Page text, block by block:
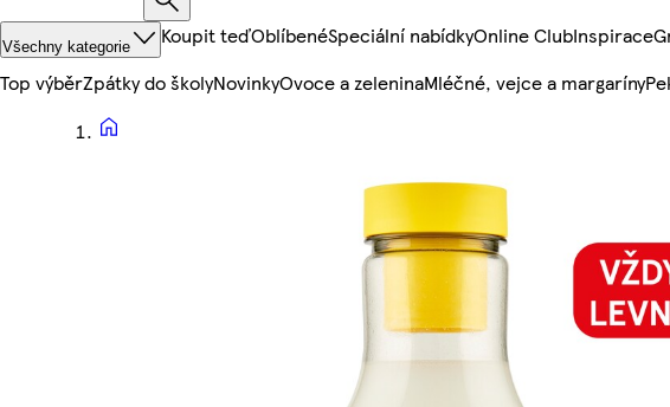
Všechny kategorie Koupit teďOblíbenéSpeciální nabídkyOnline ClubInspirace
Top výběrZpátky do školyNovinkyOvoce a zeleninaMléčné, vejce a margaríny